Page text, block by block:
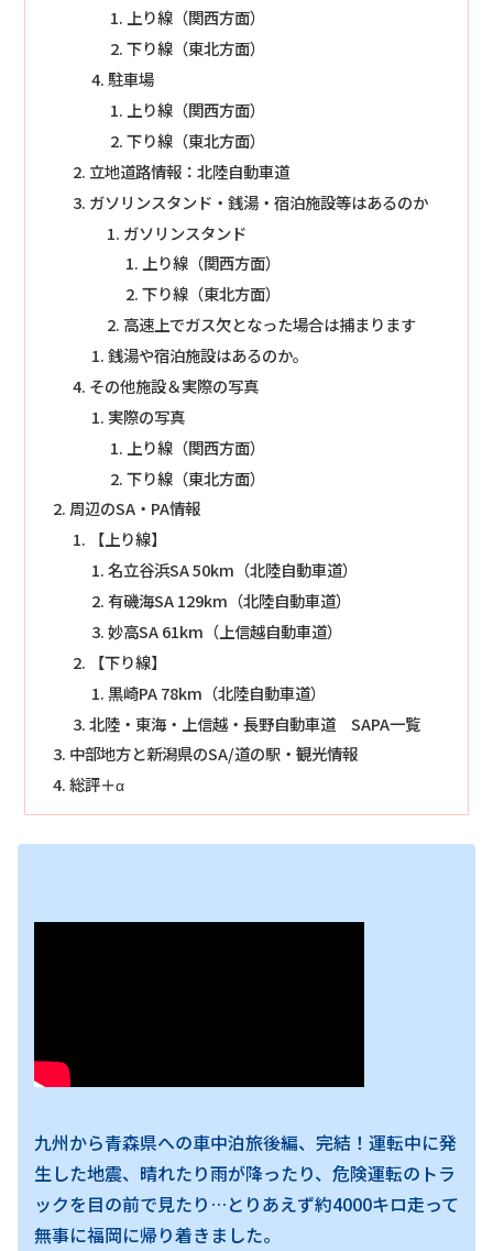
上り線（関西方面）
下り線（東北方面）
駐車場
上り線（関西方面）
下り線（東北方面）
立地道路情報：北陸自動車道
ガソリンスタンド・銭湯・宿泊施設等はあるのか
ガソリンスタンド
上り線（関西方面）
下り線（東北方面）
高速上でガス欠となった場合は捕まります
銭湯や宿泊施設はあるのか。
その他施設＆実際の写真
実際の写真
上り線（関西方面）
下り線（東北方面）
周辺のSA・PA情報
【上り線】
名立谷浜SA 50km（北陸自動車道）
有磯海SA 129km（北陸自動車道）
妙高SA 61km（上信越自動車道）
【下り線】
黒崎PA 78km（北陸自動車道）
北陸・東海・上信越・長野自動車道 SAPA一覧
中部地方と新潟県のSA/道の駅・観光情報
総評＋α
九州から青森県への車中泊旅後編、完結！運転中に発
生した地震、晴れたり雨が降ったり、危険運転のトラ
ックを目の前で見たり…とりあえず約4000キロ走って
無事に福岡に帰り着きました。